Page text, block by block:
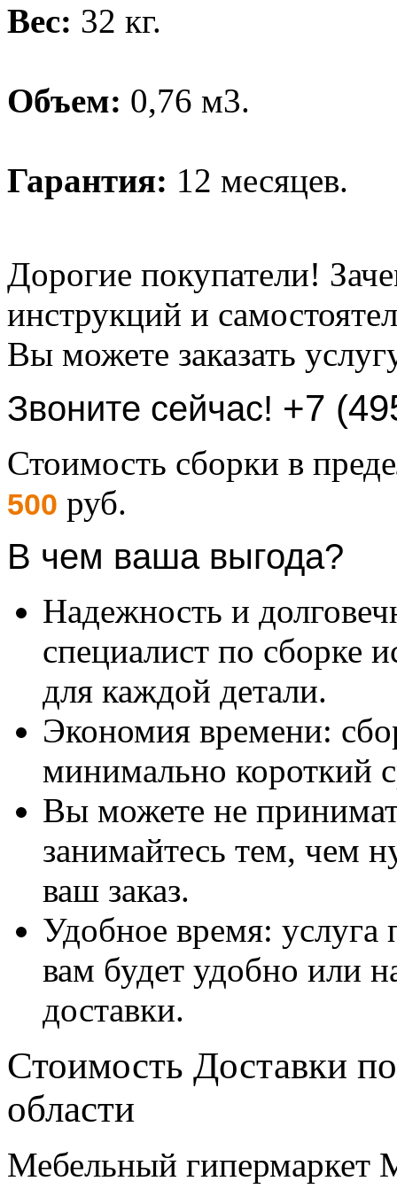
Вес: 32 кг.
Объем: 0,76 м3.
Гарантия: 12 месяцев.
Дорогие покупатели!
инструкций и
Вы можете заказать
Звоните сейчас! +7
Стоимость сборки в
500 руб.
В чем ваша выгода?
Надежность и
специалист по сборке
для каждой детали.
Экономия времени:
минимально короткий
Вы можете не
занимайтесь тем, чем
ваш заказ.
Удобное время: услуга
вам будет удобно или
доставки.
Стоимость Доставки
области
Мебельный гипермаркет